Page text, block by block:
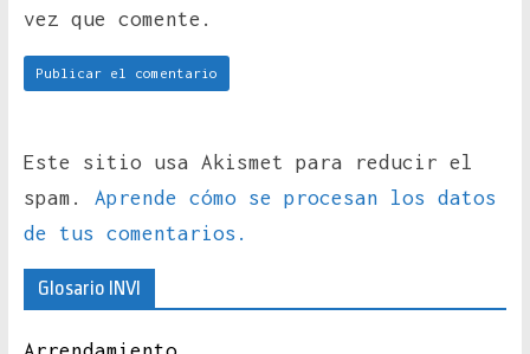
vez que comente.
Este sitio usa Akismet para reducir el
spam. Aprende cómo se procesan los datos
de tus comentarios.
Glosario INVI